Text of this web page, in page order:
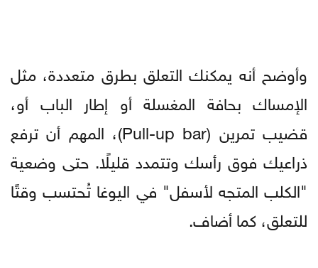
وأوضح أنه يمكنك التعلق بطرق متعددة، مثل
الإمساك بحافة المغسلة أو إطار الباب أو،
قضيب تمرين (Pull-up bar)، المهم أن ترفع
ذراعيك فوق رأسك وتتمدد قليلًا. حتى وضعية
"الكلب المتجه لأسفل" في اليوغا تُحتسب وقتًا
للتعلق، كما أضاف.